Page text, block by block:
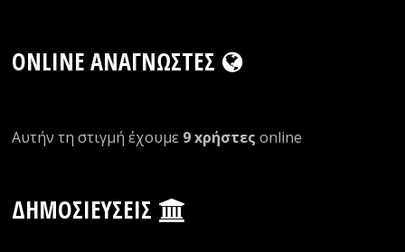
ONLINE ΑΝΑΓΝΏΣΤΕΣ
Αυτήν τη στιγμή έχουμε 9 xρήστες οnline
ΔΗΜΟΣΙΕΎΣΕΙΣ